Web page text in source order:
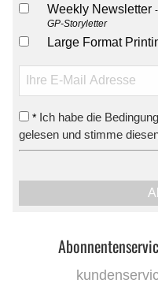
Weekly Newsletter
GP-Storyletter
Large Format
* Ich habe die
gelesen und stimme